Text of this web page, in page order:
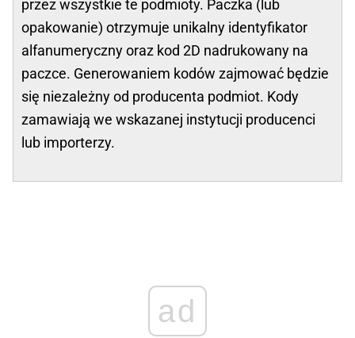
przez wszystkie te podmioty. Paczka (lub
opakowanie) otrzymuje unikalny identyfikator
alfanumeryczny oraz kod 2D nadrukowany na
paczce. Generowaniem kodów zajmować będzie
się niezależny od producenta podmiot. Kody
zamawiają we wskazanej instytucji producenci
lub importerzy.
ad